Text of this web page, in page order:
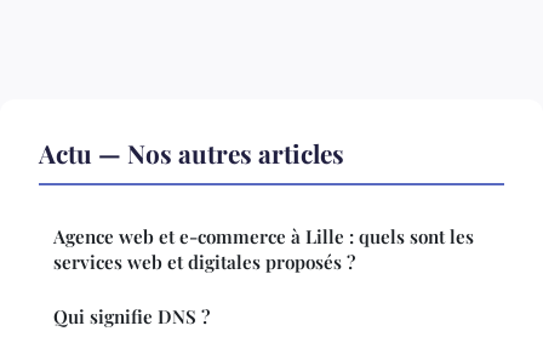
Actu — Nos autres articles
Agence web et e-commerce à Lille : quels sont les
services web et digitales proposés ?
Qui signifie DNS ?